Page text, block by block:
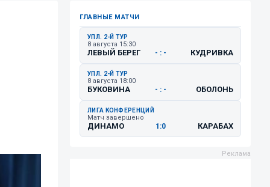
ГЛАВНЫЕ МАТЧИ
УПЛ. 2-Й ТУР
8 августа 15:30
ЛЕВЫЙ БЕРЕГ - : - КУДРИВКА
УПЛ. 2-Й ТУР
8 августа 18:00
БУКОВИНА - : - ОБОЛОНЬ
ЛИГА КОНФЕРЕНЦИЙ
Матч завершено
ДИНАМО 1:0 КАРАБАХ